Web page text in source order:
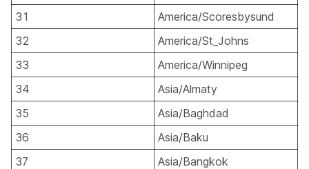
31
America/Scoresbysund
32
America/St_Johns
33
America/Winnipeg
34
Asia/Almaty
35
Asia/Baghdad
36
Asia/Baku
37
Asia/Bangkok